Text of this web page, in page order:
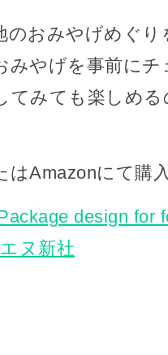
のおみやげめぐ
みやげを事前に
てみても楽しめ
はAmazonにて購
design for
ヌ新社